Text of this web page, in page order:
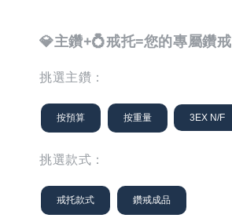
💎主鑽+💍戒托=您的專屬鑽戒
挑選主鑽：
按預算 按重量 3EX N/F
挑選款式：
戒托款式 鑽戒成品